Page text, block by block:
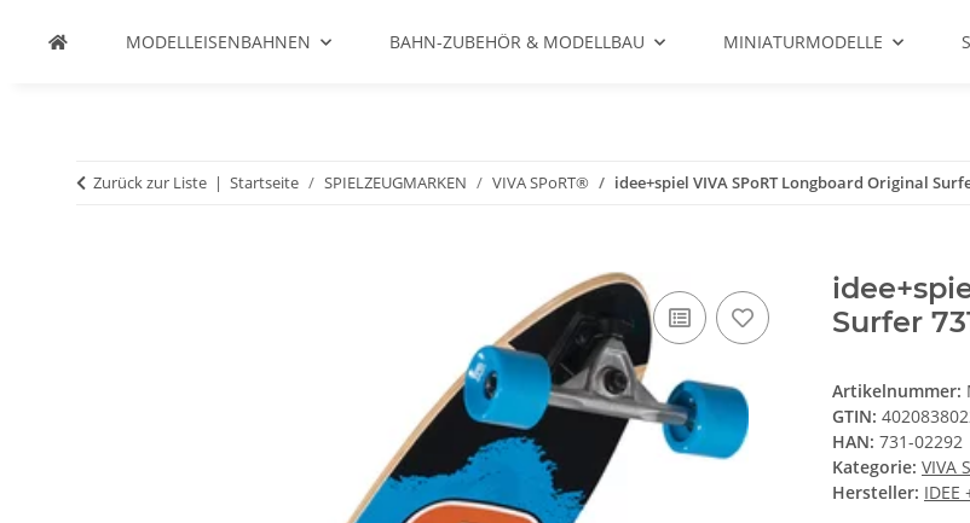
MODELLEISENBAHNEN BAHN-ZUBEHÖR & MODELLBAU MINIATURMODELLE
Zurück zur Liste Startseite SPIELZEUGMARKEN VIVA SPoRT® idee+spiel VIVA SPoRT Longboard Original
Surfer
Artikelnummer:
GTIN:
HAN: 731-02292
Kategorie: VIVA
Hersteller: IDEE